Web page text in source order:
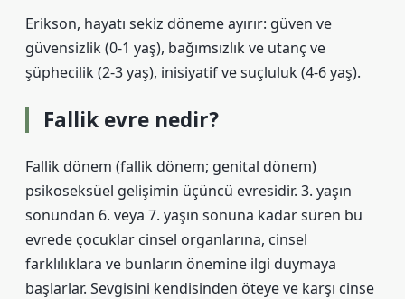
Erikson, hayatı sekiz döneme ayırır: güven ve
güvensizlik (0-1 yaş), bağımsızlık ve utanç ve
şüphecilik (2-3 yaş), inisiyatif ve suçluluk (4-6 yaş).
Fallik evre nedir?
Fallik dönem (fallik dönem; genital dönem)
psikoseksüel gelişimin üçüncü evresidir. 3. yaşın
sonundan 6. veya 7. yaşın sonuna kadar süren bu
evrede çocuklar cinsel organlarına, cinsel
farklılıklara ve bunların önemine ilgi duymaya
başlarlar. Sevgisini kendisinden öteye ve karşı cinse